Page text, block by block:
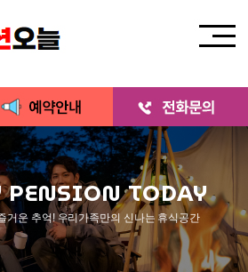
TODAY
거운 추억! 우리가족만의 신나는 휴식공간